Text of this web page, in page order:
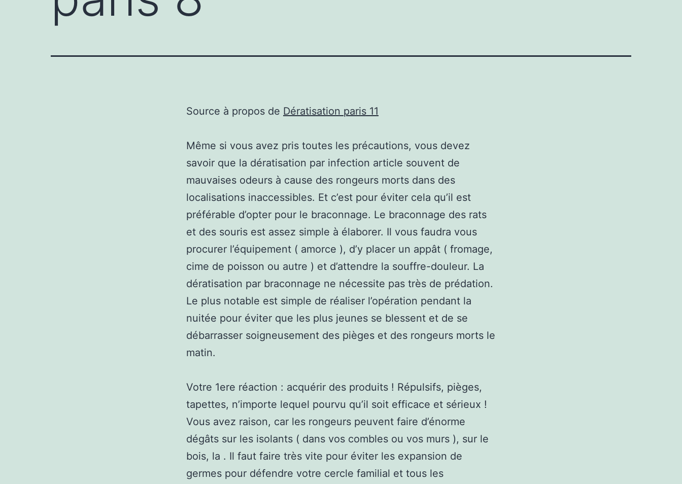
Source à propos de Dératisation paris 11
Même si vous avez pris toutes les précautions, vous devez
savoir que la dératisation par infection article souvent de
mauvaises odeurs à cause des rongeurs morts dans des
localisations inaccessibles. Et c’est pour éviter cela qu’il est
préférable d’opter pour le braconnage. Le braconnage des rats
et des souris est assez simple à élaborer. Il vous faudra vous
procurer l’équipement ( amorce ), d’y placer un appât ( fromage,
cime de poisson ou autre ) et d’attendre la souffre-douleur. La
dératisation par braconnage ne nécessite pas très de prédation.
Le plus notable est simple de réaliser l’opération pendant la
nuitée pour éviter que les plus jeunes se blessent et de se
débarrasser soigneusement des pièges et des rongeurs morts le
matin.
Votre 1ere réaction : acquérir des produits ! Répulsifs, pièges,
tapettes, n’importe lequel pourvu qu’il soit efficace et sérieux !
Vous avez raison, car les rongeurs peuvent faire d’énorme
dégâts sur les isolants ( dans vos combles ou vos murs ), sur le
bois, la . Il faut faire très vite pour éviter les expansion de
germes pour défendre votre cercle familial et tous les